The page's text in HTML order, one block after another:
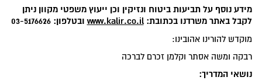
מידע נוסף על תביעות ביטוח ונזיקין וכן ייעוץ משפטי מקוון ניתן
לקבל באתר משרדנו בכתובת:www.kalir.co.ilובטלפון: 03-5176626
מוקדש להורינו אהובינו:
רבקה ומשה אסתר וקלמן זכרם לברכה
נושאי המדריך: